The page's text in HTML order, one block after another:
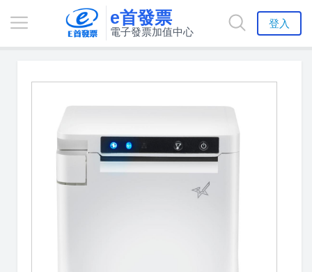
e首發票
電子發票加值中心
登入